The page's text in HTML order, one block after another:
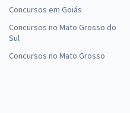
Concursos em Goiás
Concursos no Mato Grosso do
Sul
Concursos no Mato Grosso